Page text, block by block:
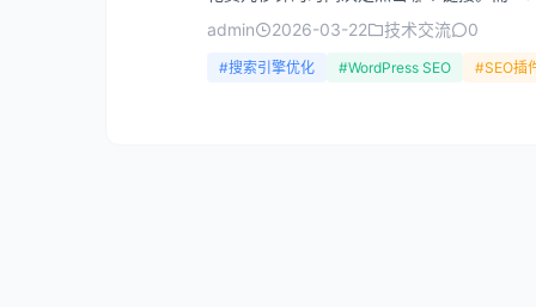
admin
2026-03-22 技术交流 0
#搜索引擎优化 #WordPress SEO #SEO插